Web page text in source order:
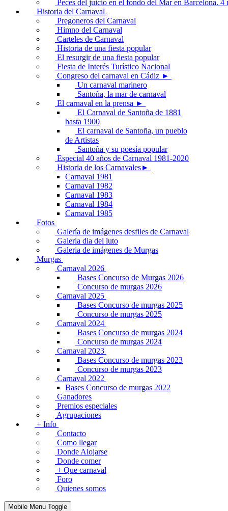
Peces del juicio en el fondo del Mar en Barcelona. 4
Historia del Carnaval
Pregoneros del Carnaval
Himno del Carnaval
Carteles de Carnaval
Historia de una fiesta popular
El resurgir de una fiesta popular
Fiesta de Interés Turístico Nacional
Congreso del carnaval en Cádiz ►
Un carnaval marinero
Santoña, la mar de carnaval
El carnaval en la prensa ►
El Carnaval de Santoña de 1881
hasta 1900
El carnaval de Santoña, un pueblo
de Artistas
Santoña y su poesía popular
Especial 40 años de Carnaval 1981-2020
Historia de los Carnavales►
Carnaval 1981
Carnaval 1982
Carnaval 1983
Carnaval 1984
Carnaval 1985
Fotos
Galería de imágenes desfiles de Carnaval
Galeria dia del luto
Galeria de imágenes de Murgas
Murgas
Carnaval 2026
Bases Concurso de Murgas 2026
Concurso de murgas 2026
Carnaval 2025
Bases Concurso de murgas 2025
Concurso de murgas 2025
Carnaval 2024
Bases Concurso de murgas 2024
Concurso de murgas 2024
Carnaval 2023
Bases Concurso de murgas 2023
Concurso de murgas 2023
Carnaval 2022
Bases Concurso de murgas 2022
Ganadores
Premios especiales
Agrupaciones
+ Info
Contacto
Como llegar
Donde Alojarse
Donde comer
+ Que carnaval
Foro
Quienes somos
Mobile Menu Toggle